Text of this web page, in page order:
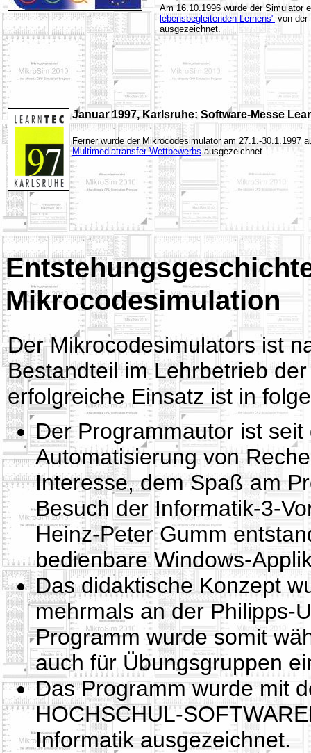
Am 16.10.1996 wurde der Simulator
lebensbegleitenden Lernens" von der
ausgezeichnet.
Januar 1997, Karlsruhe: Software-Messe
Ferner wurde der Mikrocodesimulator am 27.1.-30.1.1997
Multimediatransfer Wettbewerbsausgezeichnet.
Mikrocodesimulation
Der Mikrocodesimulators ist
Bestandteil im Lehrbetrieb
erfolgreiche Einsatz ist in
Der Programmautor ist
Automatisierung von
Interesse, dem Spaß am
Besuch der Informatik-3-
Heinz-Peter Gumm
bedienbare Windows-
Das didaktische Konzept
mehrmals an der Philipps-
Programm wurde somit
auch für Übungsgruppen
Das Programm wurde mit
HOCHSCHUL-
Informatik ausgezeichnet.